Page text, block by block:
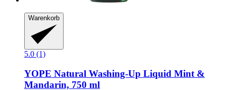
Warenkorb
5.0 (1)
YOPE Natural Washing-​Up Liquid Mint &
Mandarin, 750 ml